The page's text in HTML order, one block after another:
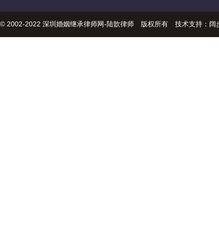
© 2002-2022 深圳婚姻继承律师网-陆歆律师 版权所有 技术支持： 阔